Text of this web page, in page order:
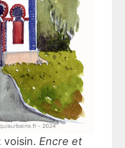
voisin. Encre et